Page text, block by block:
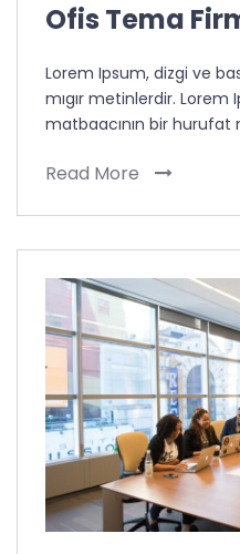
Ofis Tema
Lorem Ipsum, dizgi ve
mıgır metinlerdir. Lorem
matbaacının bir hurufat
Read More